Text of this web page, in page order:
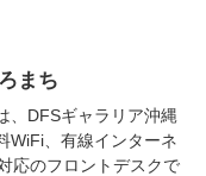
まち
、DFSギャラリア沖縄
WiFi、有線インターネ
応のフロントデスクで